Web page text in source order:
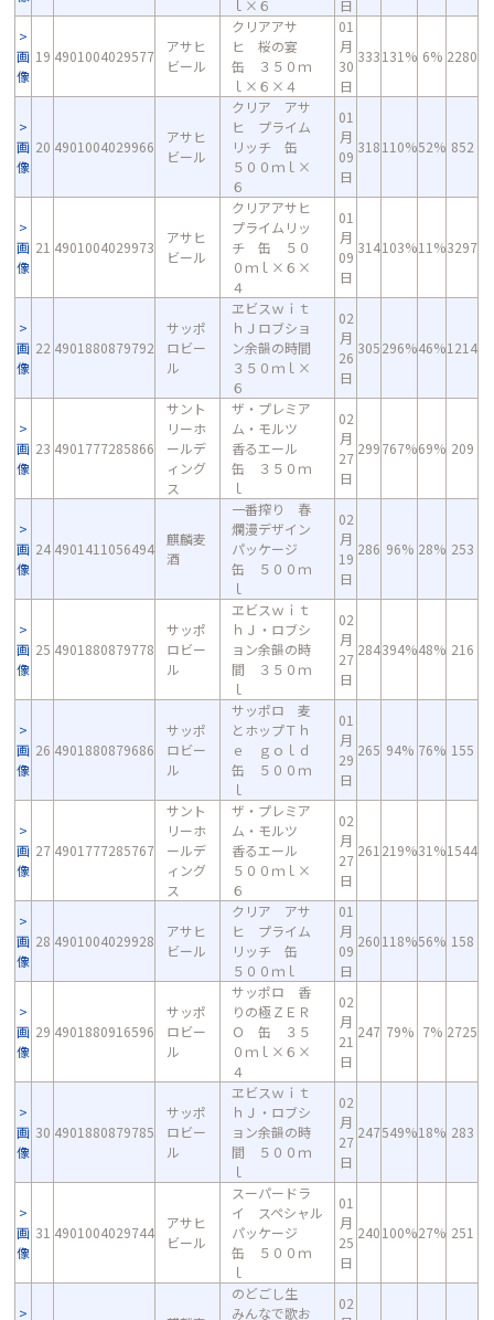
ｌ×６ 日
画
像
19 4901004029577
アサヒ
ビール
クリアアサ
ヒ 桜の宴
缶 ３５０ｍ
ｌ×６×４
01
月
30
日
333131% 6% 2280
画
像
20 4901004029966
アサヒ
ビール
クリア アサ
ヒ プライム
リッチ 缶
５００ｍｌ×
６
01
月
09
日
318110%52% 852
画
像
21 4901004029973
アサヒ
ビール
クリアアサヒ
プライムリッ
チ 缶 ５０
０ｍｌ×６×
４
01
月
09
日
314103%11%3297
画
像
22 4901880879792
サッポ
ロビー
ル
ヱビスｗｉｔ
ｈＪロブショ
ン余韻の時間
３５０ｍｌ×
６
02
月
26
日
305296%46%1214
画
像
23 4901777285866
サント
リーホ
ールデ
ィング
ス
ザ・プレミア
ム・モルツ
香るエール
缶 ３５０ｍ
ｌ
02
月
27
日
299767%69% 209
画
像
24 4901411056494
麒麟麦
酒
一番搾り 春
爛漫デザイン
パッケージ
缶 ５００ｍ
ｌ
02
月
19
日
286 96% 28% 253
画
像
25 4901880879778
サッポ
ロビー
ル
ヱビスｗｉｔ
ｈＪ・ロブシ
ョン余韻の時
間 ３５０ｍ
ｌ
02
月
27
日
284394%48% 216
画
像
26 4901880879686
サッポ
ロビー
ル
サッポロ 麦
とホップＴｈ
ｅ ｇｏｌｄ
缶 ５００ｍ
ｌ
01
月
29
日
265 94% 76% 155
画
像
27 4901777285767
サント
リーホ
ールデ
ィング
ス
ザ・プレミア
ム・モルツ
香るエール
５００ｍｌ×
６
02
月
27
日
261 219%31%1544
画
像
28 4901004029928
アサヒ
ビール
クリア アサ
ヒ プライム
リッチ 缶
５００ｍｌ
01
月
09
日
260118%56% 158
画
像
29 4901880916596
サッポ
ロビー
ル
サッポロ 香
りの極ＺＥＲ
Ｏ 缶 ３５
０ｍｌ×６×
４
02
月
21
日
247 79% 7% 2725
画
像
30 4901880879785
サッポ
ロビー
ル
ヱビスｗｉｔ
ｈＪ・ロブシ
ョン余韻の時
間 ５００ｍ
ｌ
02
月
27
日
247549%18% 283
画
像
31 4901004029744
アサヒ
ビール
スーパードラ
イ スペシャル
パッケージ
缶 ５００ｍ
ｌ
01
月
25
日
240100%27% 251
のどごし生
みんなで歌お
02